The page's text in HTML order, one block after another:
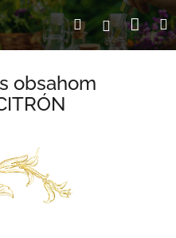
Hľadať
obsahom